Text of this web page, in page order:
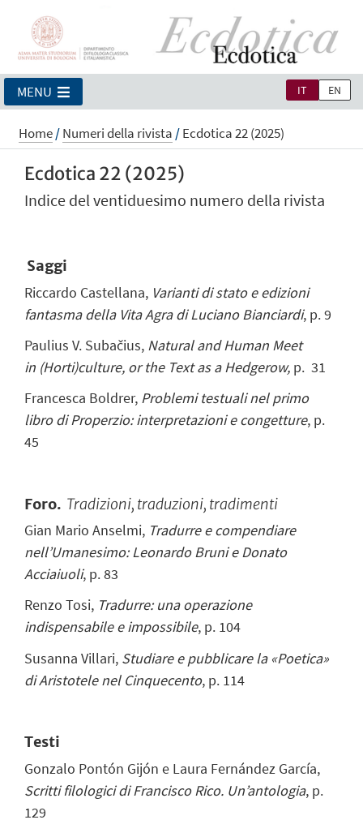
IT EN
MENU
Home/Numeri della rivista /Ecdotica 22 (2025)
Ecdotica 22 (2025)
Indice del ventiduesimo numero della rivista
Saggi
Riccardo Castellana, Varianti di stato e edizioni
fantasma della Vita Agra di Luciano Bianciardi, p. 9
Paulius V. Subačius, Natural and Human Meet
in (Horti)culture, or the Text as a Hedgerow, p. 31
Francesca Boldrer, Problemi testuali nel primo
libro di Properzio: interpretazioni e congetture, p.
45
Foro. Tradizioni, traduzioni, tradimenti
Gian Mario Anselmi, Tradurre e compendiare
nell’Umanesimo: Leonardo Bruni e Donato
Acciaiuoli, p. 83
Renzo Tosi, Tradurre: una operazione
indispensabile e impossibile, p. 104
Susanna Villari, Studiare e pubblicare la «Poetica»
di Aristotele nel Cinquecento, p. 114
Testi
Gonzalo Pontón Gijón e Laura Fernández García,
Scritti filologici di Francisco Rico. Un’antologia, p.
129